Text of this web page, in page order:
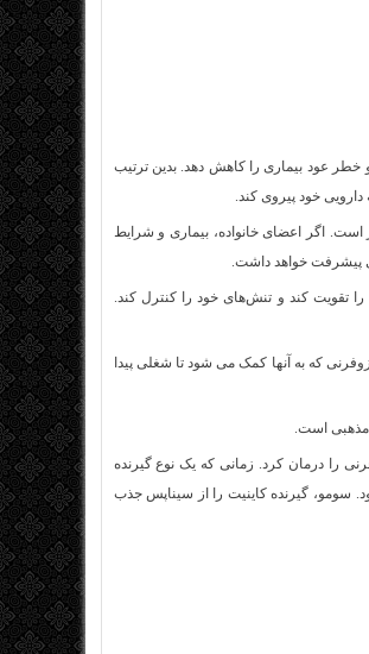
خطر عود بیماری را کاهش دهد. بدین ترتیب
خود پیروی کند.
است. اگر اعضای خانواده، بیماری و شرایط
پیشرفت خواهد داشت.
تقویت كند و تنش‌های خود را كنترل كند.
که به آنها کمک می شود تا شغلی پیدا
مذهبی است.
را درمان کرد. زمانی که یک نوع گیرنده
سومو، گیرنده کاینیت را از سیناپس جذب